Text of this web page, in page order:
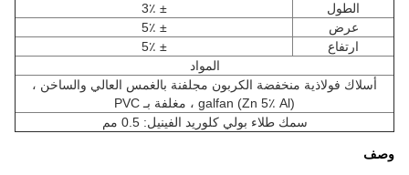
الطول
± 3٪
عرض
± 5٪
ارتفاع
± 5٪
المواد
أسلاك فولاذية منخفضة الكربون مجلفنة بالغمس العالي والساخن ،
galfan (Zn 5٪ Al) ، مغلفة بـ PVC
سمك طلاء بولي كلوريد الفينيل: 0.5 مم
وصف